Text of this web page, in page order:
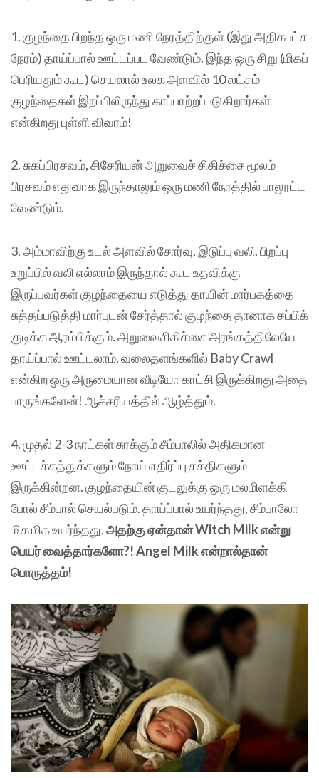
1. குழந்தை பிறந்த ஒரு மணி நேரத்திற்குள் (இது அதிகபட்ச
நேரம்) தாய்ப்பால் ஊட்டப்பட வேண்டும். இந்த ஒரு சிறு (மிகப்
பெரியதும் கூட) செயலால் உலக அளவில் 10 லட்சம்
குழந்தைகள் இறப்பிலிருந்து காப்பாற்றப்படுகிறார்கள்
என்கிறது புள்ளி விவரம்!
2. சுகப்பிரசவம், சிசேரியன் அறுவைச் சிகிச்சை மூலம்
பிரசவம் எதுவாக இருந்தாலும் ஒரு மணி நேரத்தில் பாலூட்ட
வேண்டும்.
3. அம்மாவிற்கு உடல் அளவில் சோர்வு, இடுப்பு வலி, பிறப்பு
உறுப்பில் வலி எல்லாம் இருந்தால் கூட உதவிக்கு
இருப்பவர்கள் குழந்தையை எடுத்து தாயின் மார்பகத்தை
சுத்தப்படுத்தி மார்புடன் சேர்த்தால் குழந்தை தானாக சப்பிக்
குடிக்க ஆரம்பிக்கும். அறுவைசிகிச்சை அரங்கத்திலேயே
தாய்ப்பால் ஊட்டலாம். வலைதளங்களில் Baby Crawl
என்கிற ஒரு அருமையான வீடியோ காட்சி இருக்கிறது அதை
பாருங்களேன்! ஆச்சரியத்தில் ஆழ்த்தும்.
4. முதல் 2-3 நாட்கள் சுரக்கும் சீம்பாலில் அதிகமான
ஊட்டச்சத்துக்களும் நோய் எதிர்ப்பு சக்திகளும்
இருக்கின்றன. குழந்தையின் குடலுக்கு ஒரு மலமிளக்கி
போல் சீம்பால் செயல்படும். தாய்ப்பால் உயர்ந்தது, சீம்பாலோ
மிக மிக உயர்ந்தது.அதற்கு ஏன்தான் Witch Milk என்று
பெயர் வைத்தார்களோ?! Angel Milk என்றால்தான்
பொருத்தம்!